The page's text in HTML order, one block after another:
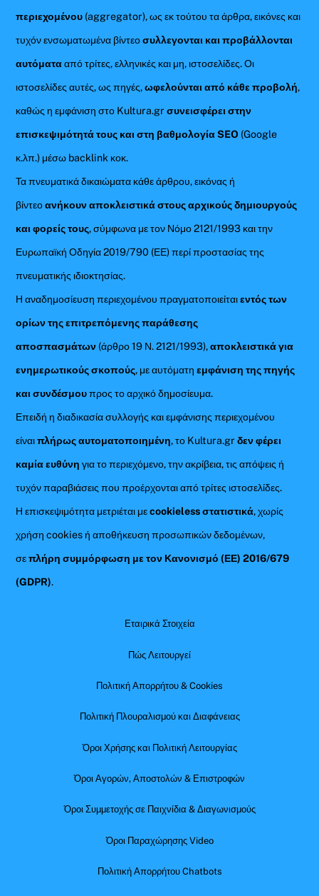
περιεχομένου (aggregator), ως εκ τούτου τα άρθρα, εικόνες και
τυχόν ενσωματωμένα βίντεοσυλλεγονται και προβάλλονται
αυτόματααπό τρίτες, ελληνικές και μη, ιστοσελίδες. Οι
ιστοσελίδες αυτές, ως πηγές,ωφελούνται από κάθε προβολή,
καθώς η εμφάνιση στο Kultura.gr συνεισφέρει στην
επισκεψιμότητά τους και στη βαθμολογία SEO (Google
κ.λπ.) μέσω backlink κοκ.
Τα πνευματικά δικαιώματα κάθε άρθρου, εικόνας ή
βίντεοανήκουν αποκλειστικά στους αρχικούς δημιουργούς
και φορείς τους, σύμφωνα με τον Νόμο 2121/1993 και την
Ευρωπαϊκή Οδηγία 2019/790 (ΕΕ) περί προστασίας της
πνευματικής ιδιοκτησίας.
Η αναδημοσίευση περιεχομένου πραγματοποιείταιεντός των
ορίων της επιτρεπόμενης παράθεσης
αποσπασμάτων (άρθρο 19 Ν. 2121/1993),αποκλειστικά για
ενημερωτικούς σκοπούς, με αυτόματηεμφάνιση της πηγής
και συνδέσμουπρος το αρχικό δημοσίευμα.
Επειδή η διαδικασία συλλογής και εμφάνισης περιεχομένου
είναιπλήρως αυτοματοποιημένη, το Kultura.grδεν φέρει
καμία ευθύνη για το περιεχόμενο, την ακρίβεια, τις απόψεις ή
τυχόν παραβιάσεις που προέρχονται από τρίτες ιστοσελίδες.
Η επισκεψιμότητα μετριέται μεcookieless στατιστικά, χωρίς
χρήση cookies ή αποθήκευση προσωπικών δεδομένων,
σεπλήρη συμμόρφωση με τον Κανονισμό (ΕΕ) 2016/679
(GDPR).
Εταιρικά Στοιχεία
Πώς Λειτουργεί
Πολιτική Απορρήτου & Cookies
Πολιτική Πλουραλισμού και Διαφάνειας
Όροι Χρήσης και Πολιτική Λειτουργίας
Όροι Αγορών, Αποστολών & Επιστροφών
Όροι Συμμετοχής σε Παιχνίδια & Διαγωνισμούς
Όροι Παραχώρησης Video
Πολιτική Απορρήτου Chatbots